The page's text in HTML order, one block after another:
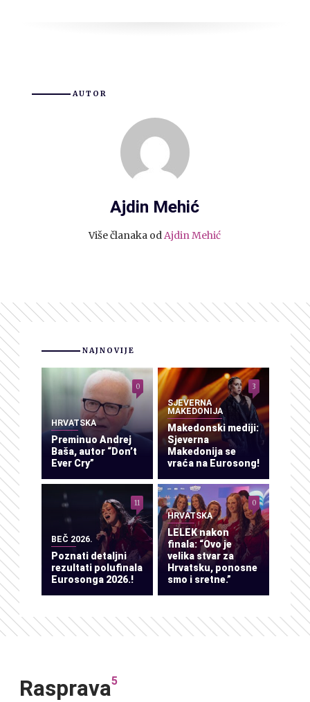
AUTOR
Ajdin Mehić
Više članaka odAjdin Mehić
NAJNOVIJE
HRVATSKA
Preminuo Andrej
Baša, autor “Don’t
Ever Cry”
0
SJEVERNA
MAKEDONIJA
Makedonski mediji:
Sjeverna
Makedonija se
vraća na Eurosong!
3
BEČ 2026.
Poznati detaljni
rezultati polufinala
Eurosonga 2026.!
11
HRVATSKA
LELEK nakon
finala: “Ovo je
velika stvar za
Hrvatsku, ponosne
smo i sretne.”
0
Rasprava5